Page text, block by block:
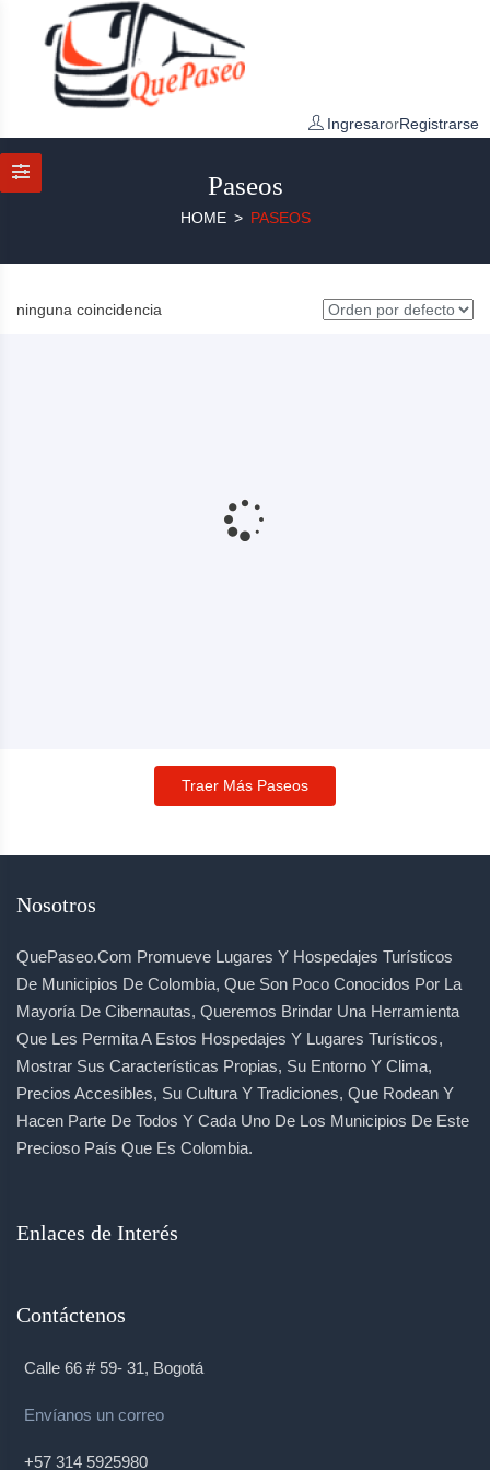
IngresarorRegistrarse
Paseos
HOME PASEOS
ninguna coincidencia
Traer Más Paseos
Nosotros
QuePaseo.com Promueve Lugares Y Hospedajes Turísticos
De Municipios De Colombia, Que Son Poco Conocidos Por La
Mayoría De Cibernautas, Queremos Brindar Una Herramienta
Que Les Permita A Estos Hospedajes Y Lugares Turísticos,
Mostrar Sus Características Propias, Su Entorno Y Clima,
Precios Accesibles, Su Cultura Y Tradiciones, Que Rodean Y
Hacen Parte De Todos Y Cada Uno De Los Municipios De Este
Precioso País Que Es Colombia.
Enlaces de Interés
Contáctenos
Calle 66 # 59- 31, Bogotá
Envíanos un correo
+57 314 5925980